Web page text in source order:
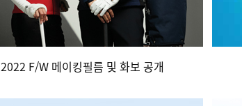
2022 F/W 메이킹필름 및 화보 공개